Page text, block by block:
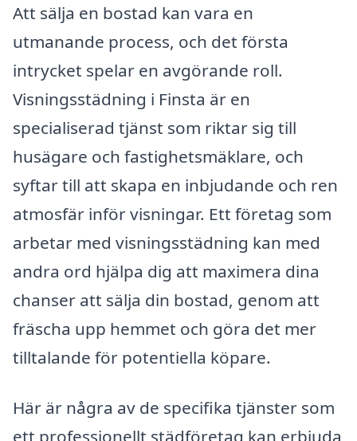
Att sälja en bostad kan vara en
utmanande process, och det första
intrycket spelar en avgörande roll.
Visningsstädning i Finsta är en
specialiserad tjänst som riktar sig till
husägare och fastighetsmäklare, och
syftar till att skapa en inbjudande och ren
atmosfär inför visningar. Ett företag som
arbetar med visningsstädning kan med
andra ord hjälpa dig att maximera dina
chanser att sälja din bostad, genom att
fräscha upp hemmet och göra det mer
tilltalande för potentiella köpare.
Här är några av de specifika tjänster som
ett professionellt städföretag kan erbjuda